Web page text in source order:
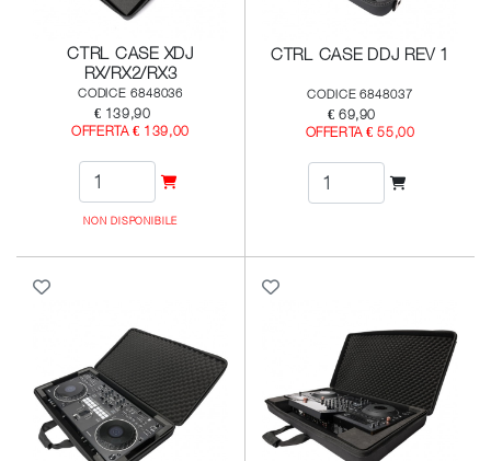
CTRL CASE XDJ
RX/RX2/RX3
CODICE 6848036
€ 139,90
OFFERTA € 139,00
NON DISPONIBILE
CTRL CASE DDJ REV 1
CODICE 6848037
€ 69,90
OFFERTA € 55,00